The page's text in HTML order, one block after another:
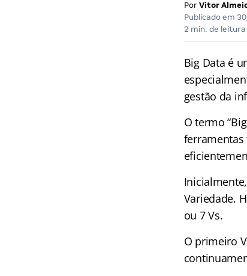
Por Vitor
Publicado em
2 min. de leitura
Big Data é
gestão da
O termo
Variedade.
ou 7 Vs.
O primeiro